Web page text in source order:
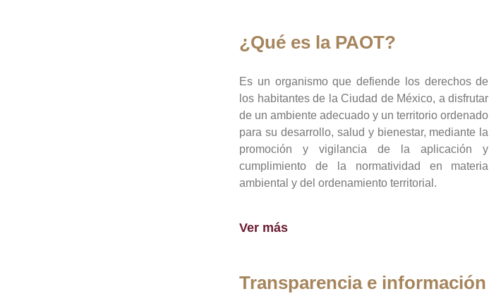
¿Qué es la PAOT?
Es un organismo que defiende los derechos de
los habitantes de la Ciudad de México, a disfrutar
de un ambiente adecuado y un territorio ordenado
para su desarrollo, salud y bienestar, mediante la
promoción y vigilancia de la aplicación y
cumplimiento de la normatividad en materia
ambiental y del ordenamiento territorial.
Ver más
Transparencia e información